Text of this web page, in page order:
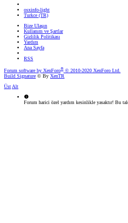
osxinfo-light
Turkce (TR)
Bize Ulaşın
Kullanım ve Şartlar
Gizlilik Politikası
Yardım
Ana Sayfa
RSS
Forum software by XenForo® © 2010-2020 XenForo Ltd.
Build Signature © By XenTR
Üst Alt
Forum harici özel yardım kesinlikle yasaktır! Bu